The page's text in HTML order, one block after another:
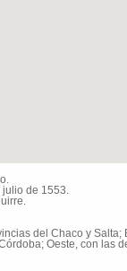
de 1553.
del Chaco y Salta;
Oeste, con las